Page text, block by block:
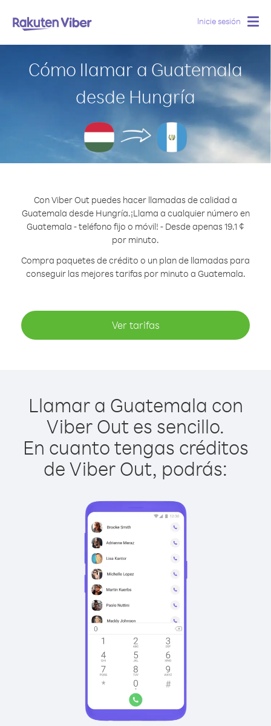
Inicie sesión
Cómo llamar a Guatemala
desde Hungría
Con Viber Out puedes hacer llamadas de calidad a
Guatemala desde Hungría.¡Llama a cualquier número en
Guatemala - teléfono fijo o móvil! - Desde apenas 19.1 ¢
por minuto.
Compra paquetes de crédito o un plan de llamadas para
conseguir las mejores tarifas por minuto a Guatemala.
Ver tarifas
Llamar a Guatemala con
Viber Out es sencillo.
En cuanto tengas créditos
de Viber Out, podrás: